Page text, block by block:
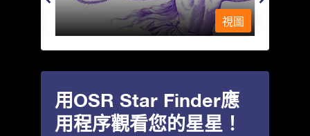
視圖
用OSR Star Finder應
用程序觀看您的星星！